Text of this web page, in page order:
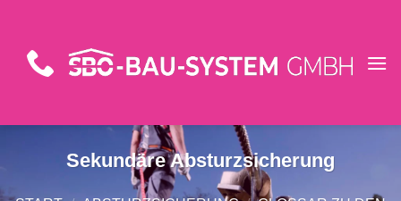
springen
Sekundäre Absturzsicherung